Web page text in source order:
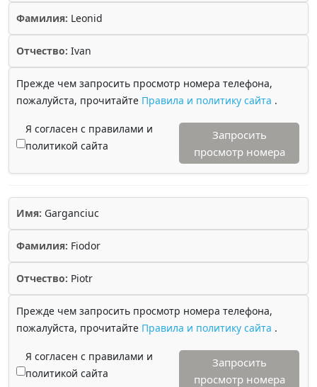
Фамилия: Leonid
Отчество: Ivan
Прежде чем запросить просмотр номера телефона,
пожалуйста, прочитайте Правила и политику сайта .
Я согласен с правилами и
политикой сайта
Запросить
просмотр номера
Имя: Garganciuc
Фамилия: Fiodor
Отчество: Piotr
Прежде чем запросить просмотр номера телефона,
пожалуйста, прочитайте Правила и политику сайта .
Я согласен с правилами и
политикой сайта
Запросить
просмотр номера